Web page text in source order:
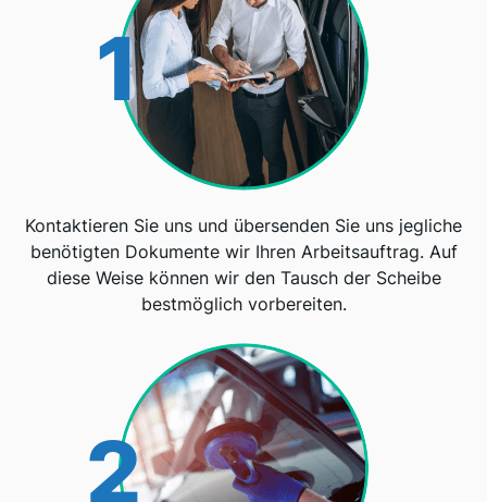
1
Kontaktieren Sie uns und übersenden Sie uns jegliche
benötigten Dokumente wir Ihren Arbeitsauftrag. Auf
diese Weise können wir den Tausch der Scheibe
bestmöglich vorbereiten.
2